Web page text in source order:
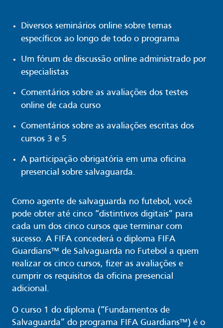
Diversos seminários online sobre temas
específicos ao longo de todo o programa
Um fórum de discussão online administrado por
especialistas
Comentários sobre as avaliações dos testes
online de cada curso
Comentários sobre as avaliações escritas dos
cursos 3 e 5
A participação obrigatória em uma oficina
presencial sobre salvaguarda.
Como agente de salvaguarda no futebol, você
pode obter até cinco “distintivos digitais” para
cada um dos cinco cursos que terminar com
sucesso. A FIFA concederá o diploma FIFA
Guardians™ de Salvaguarda no Futebol a quem
realizar os cinco cursos, fizer as avaliações e
cumprir os requisitos da oficina presencial
adicional.
O curso 1 do diploma (“Fundamentos de
Salvaguarda” do programa FIFA Guardians™) é o